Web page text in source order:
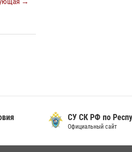
Сотрудники Росгвардии
профмастерства в
23 июля 2026, 11:54
СУ СК РФ по
Официальный сайт